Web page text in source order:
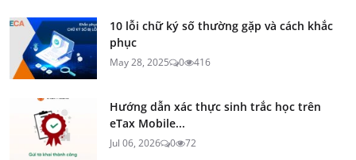
10 lỗi chữ ký số thường gặp và cách khắc
phục
May 28, 2025 0 416
Hướng dẫn xác thực sinh trắc học trên
eTax Mobile...
Jul 06, 2026 0 72